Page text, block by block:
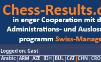
Logged on: Gast
Arabic ARM AZE BIH BUL CAT CHN CRO